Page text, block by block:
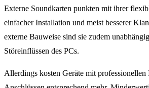
Externe Soundkarten punkten mit ihrer
einfacher Installation und meist besserer
externe Bauweise sind sie zudem
Störeinflüssen des PCs.
Allerdings kosten Geräte mit professionellen